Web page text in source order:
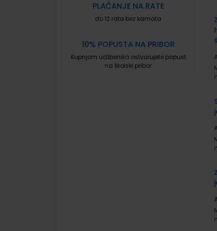
PLAĆANJE NA RATE
do 12 rata bez kamata
10% POPUSTA NA PRIBOR
Kupnjom udžbenika ostvarujete popust
na školski pribor